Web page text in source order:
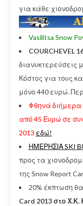
για κάθε
Vasilitsa Snow
COURCHEVEL
διανυκτερεύσεις
Κόστος για τους
μόνο 440 ευρώ.
Φθηνά διήμερα
από 45 Ευρώ σε
2013 εδώ!
ΗΜΕΡΗΣΙΑ SKI
προς τα
της Snow Report
20% έκπτωση
Card 2013 στο